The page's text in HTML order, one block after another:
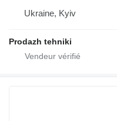
Ukraine, Kyiv
Prodazh tehniki